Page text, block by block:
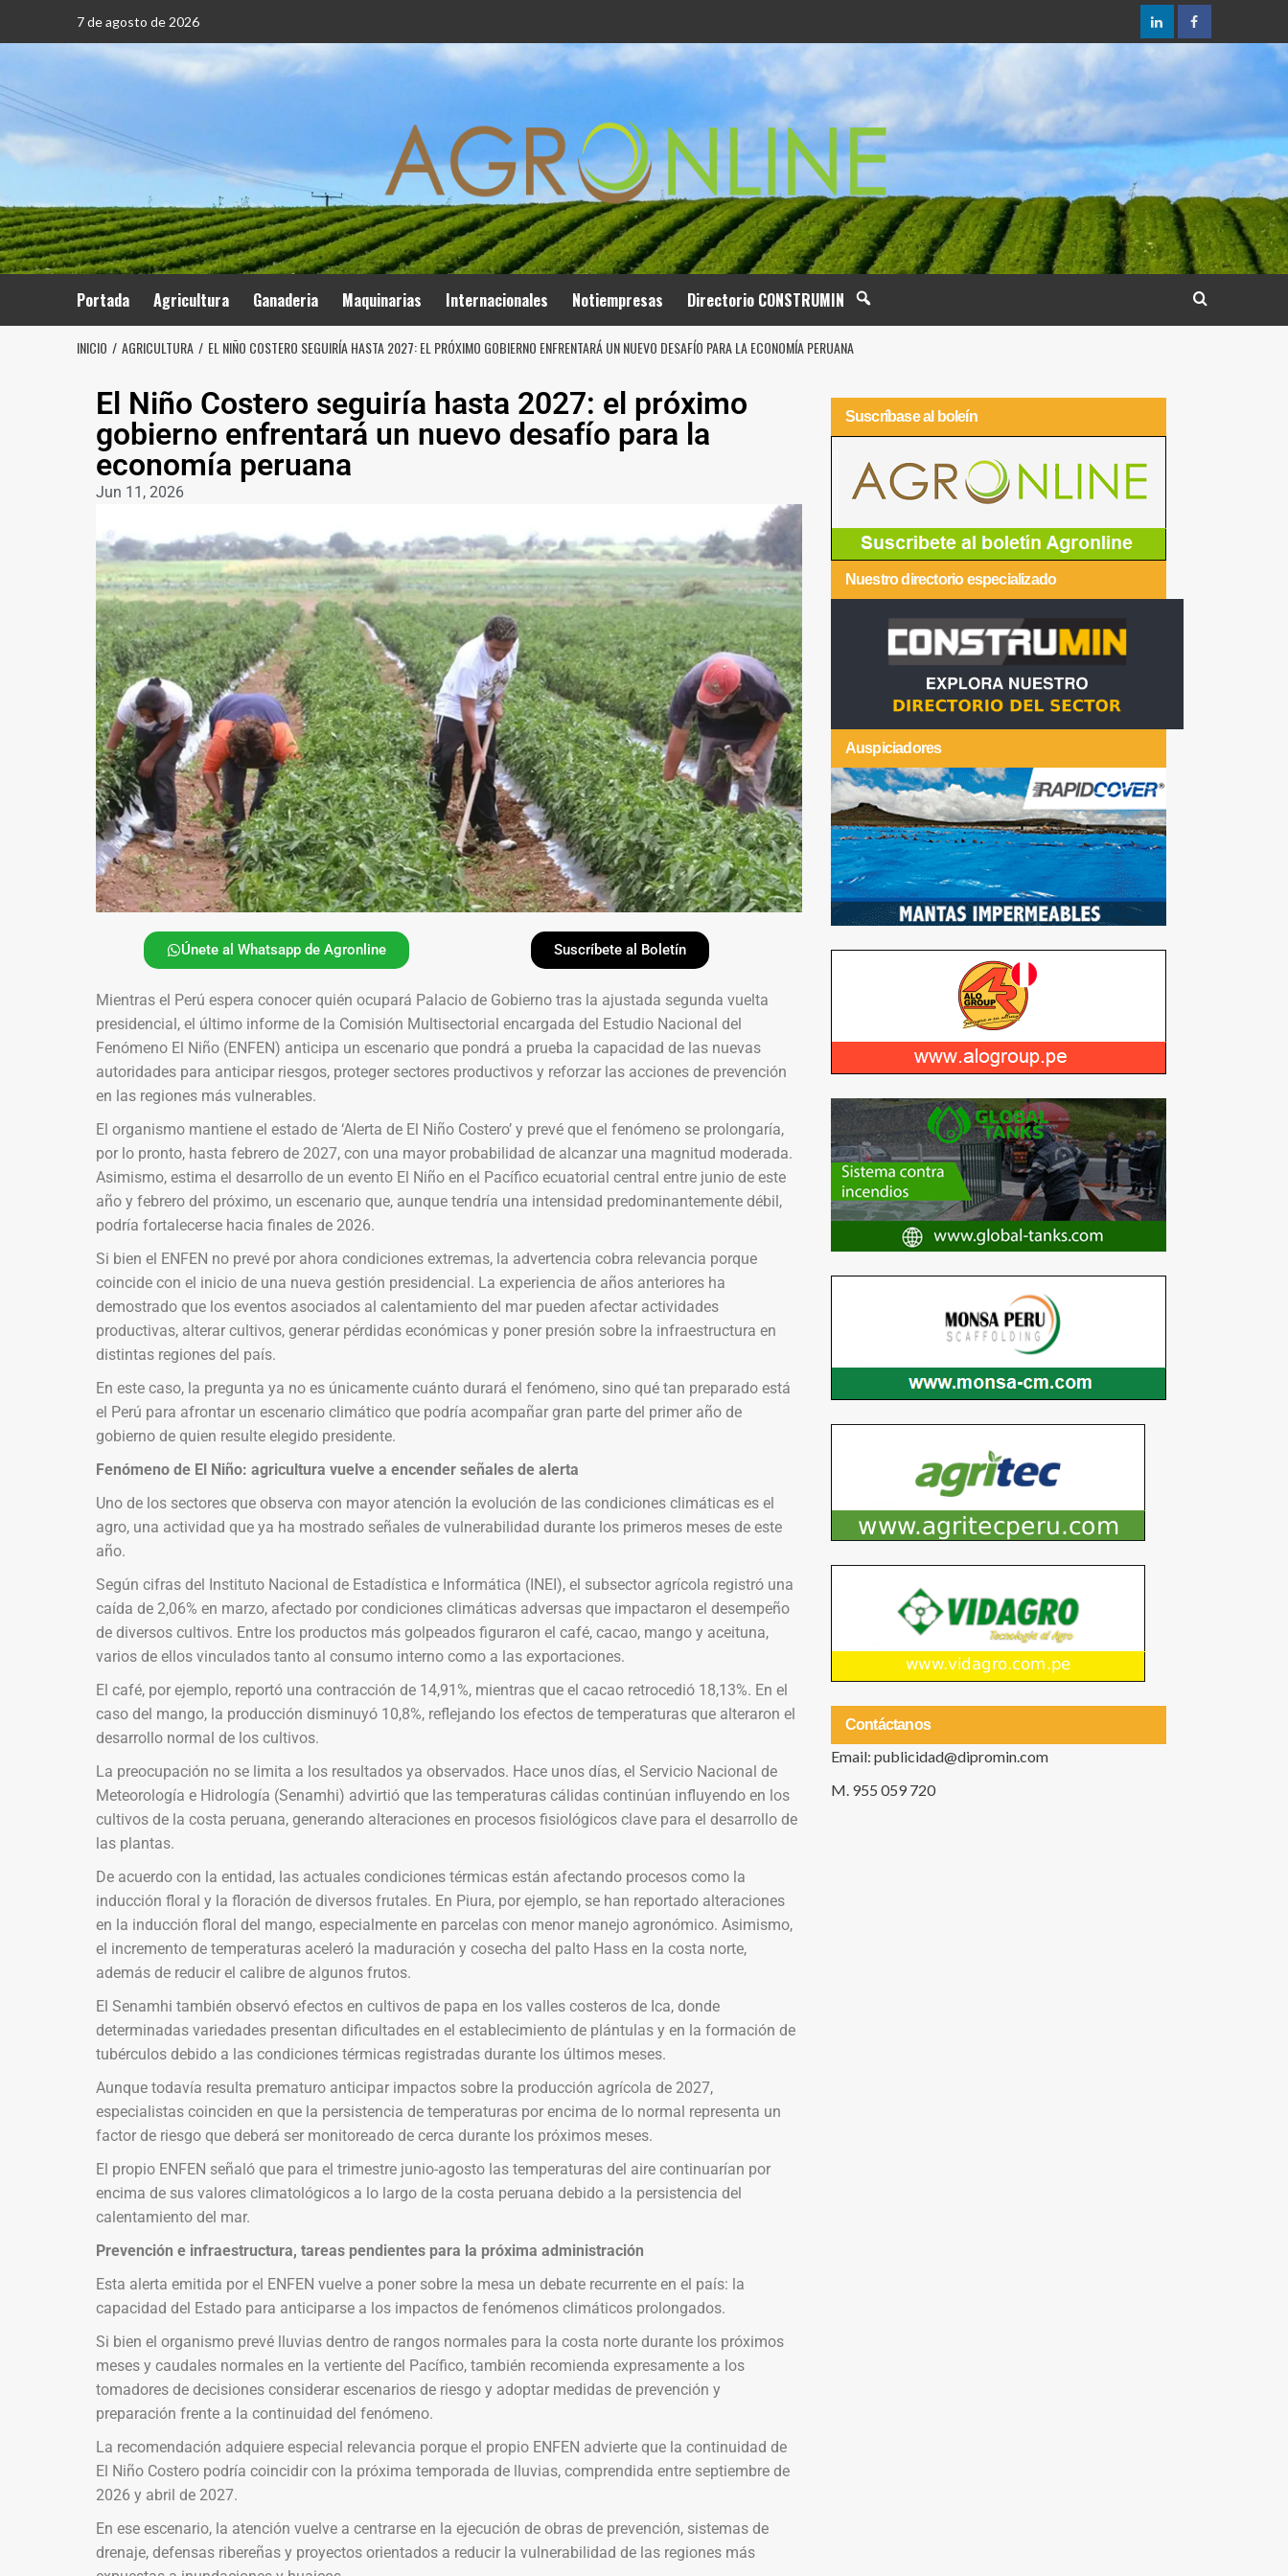
7 de agosto de 2026
Portada Agricultura Ganaderia Maquinarias Internacionales Notiempresas Directorio CONSTRUMIN
INICIO AGRICULTURA EL NIÑO COSTERO SEGUIRÍA HASTA 2027: EL PRÓXIMO GOBIERNO ENFRENTARÁ UN NUEVO DESAFÍO PARA LA ECONOMÍA PERUANA
El Niño Costero seguiría hasta 2027: el próximo
gobierno enfrentará un nuevo desafío para la
economía peruana
Jun 11, 2026
Únete al Whatsapp de Agronline Suscríbete al Boletín
Mientras el Perú espera conocer quién ocupará Palacio de Gobierno tras la ajustada segunda vuelta
presidencial, el último informe de la Comisión Multisectorial encargada del Estudio Nacional del
Fenómeno El Niño (ENFEN) anticipa un escenario que pondrá a prueba la capacidad de las nuevas
autoridades para anticipar riesgos, proteger sectores productivos y reforzar las acciones de prevención
en las regiones más vulnerables.
El organismo mantiene el estado de ‘Alerta de El Niño Costero’ y prevé que el fenómeno se prolongaría,
por lo pronto, hasta febrero de 2027, con una mayor probabilidad de alcanzar una magnitud moderada.
Asimismo, estima el desarrollo de un evento El Niño en el Pacífico ecuatorial central entre junio de este
año y febrero del próximo, un escenario que, aunque tendría una intensidad predominantemente débil,
podría fortalecerse hacia finales de 2026.
Si bien el ENFEN no prevé por ahora condiciones extremas, la advertencia cobra relevancia porque
coincide con el inicio de una nueva gestión presidencial. La experiencia de años anteriores ha
demostrado que los eventos asociados al calentamiento del mar pueden afectar actividades
productivas, alterar cultivos, generar pérdidas económicas y poner presión sobre la infraestructura en
distintas regiones del país.
En este caso, la pregunta ya no es únicamente cuánto durará el fenómeno, sino qué tan preparado está
el Perú para afrontar un escenario climático que podría acompañar gran parte del primer año de
gobierno de quien resulte elegido presidente.
Fenómeno de El Niño: agricultura vuelve a encender señales de alerta
Uno de los sectores que observa con mayor atención la evolución de las condiciones climáticas es el
agro, una actividad que ya ha mostrado señales de vulnerabilidad durante los primeros meses de este
año.
Según cifras del Instituto Nacional de Estadística e Informática (INEI), el subsector agrícola registró una
caída de 2,06% en marzo, afectado por condiciones climáticas adversas que impactaron el desempeño
de diversos cultivos. Entre los productos más golpeados figuraron el café, cacao, mango y aceituna,
varios de ellos vinculados tanto al consumo interno como a las exportaciones.
El café, por ejemplo, reportó una contracción de 14,91%, mientras que el cacao retrocedió 18,13%. En el
caso del mango, la producción disminuyó 10,8%, reflejando los efectos de temperaturas que alteraron el
desarrollo normal de los cultivos.
La preocupación no se limita a los resultados ya observados. Hace unos días, el Servicio Nacional de
Meteorología e Hidrología (Senamhi) advirtió que las temperaturas cálidas continúan influyendo en los
cultivos de la costa peruana, generando alteraciones en procesos fisiológicos clave para el desarrollo de
las plantas.
De acuerdo con la entidad, las actuales condiciones térmicas están afectando procesos como la
inducción floral y la floración de diversos frutales. En Piura, por ejemplo, se han reportado alteraciones
en la inducción floral del mango, especialmente en parcelas con menor manejo agronómico. Asimismo,
el incremento de temperaturas aceleró la maduración y cosecha del palto Hass en la costa norte,
además de reducir el calibre de algunos frutos.
El Senamhi también observó efectos en cultivos de papa en los valles costeros de Ica, donde
determinadas variedades presentan dificultades en el establecimiento de plántulas y en la formación de
tubérculos debido a las condiciones térmicas registradas durante los últimos meses.
Aunque todavía resulta prematuro anticipar impactos sobre la producción agrícola de 2027,
especialistas coinciden en que la persistencia de temperaturas por encima de lo normal representa un
factor de riesgo que deberá ser monitoreado de cerca durante los próximos meses.
El propio ENFEN señaló que para el trimestre junio-agosto las temperaturas del aire continuarían por
encima de sus valores climatológicos a lo largo de la costa peruana debido a la persistencia del
calentamiento del mar.
Prevención e infraestructura, tareas pendientes para la próxima administración
Esta alerta emitida por el ENFEN vuelve a poner sobre la mesa un debate recurrente en el país: la
capacidad del Estado para anticiparse a los impactos de fenómenos climáticos prolongados.
Si bien el organismo prevé lluvias dentro de rangos normales para la costa norte durante los próximos
meses y caudales normales en la vertiente del Pacífico, también recomienda expresamente a los
tomadores de decisiones considerar escenarios de riesgo y adoptar medidas de prevención y
preparación frente a la continuidad del fenómeno.
La recomendación adquiere especial relevancia porque el propio ENFEN advierte que la continuidad de
El Niño Costero podría coincidir con la próxima temporada de lluvias, comprendida entre septiembre de
2026 y abril de 2027.
En ese escenario, la atención vuelve a centrarse en la ejecución de obras de prevención, sistemas de
drenaje, defensas ribereñas y proyectos orientados a reducir la vulnerabilidad de las regiones más
Suscríbase al boleín
Nuestro directorio especializado
Auspiciadores
Contáctanos
Email: publicidad@dipromin.com
M. 955 059 720